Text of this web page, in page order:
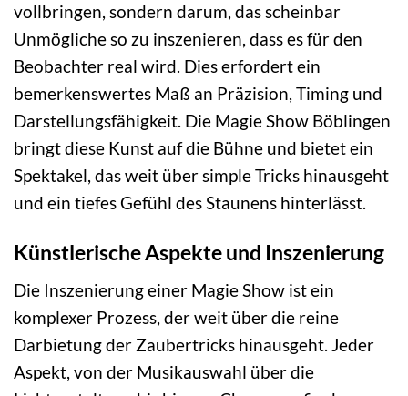
vollbringen, sondern darum, das scheinbar
Unmögliche so zu inszenieren, dass es für den
Beobachter real wird. Dies erfordert ein
bemerkenswertes Maß an Präzision, Timing und
Darstellungsfähigkeit. Die Magie Show Böblingen
bringt diese Kunst auf die Bühne und bietet ein
Spektakel, das weit über simple Tricks hinausgeht
und ein tiefes Gefühl des Staunens hinterlässt.
Künstlerische Aspekte und Inszenierung
Die Inszenierung einer Magie Show ist ein
komplexer Prozess, der weit über die reine
Darbietung der Zaubertricks hinausgeht. Jeder
Aspekt, von der Musikauswahl über die